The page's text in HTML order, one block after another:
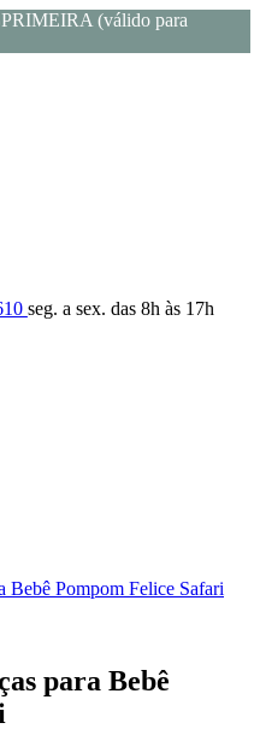
(válido para
seg. a sex. das 8h às 17h
Bebê Pompom Felice Safari
para Bebê